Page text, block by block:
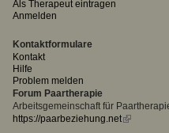
Als Therapeut eintragen
Anmelden
Kontaktformulare
Kontakt
Hilfe
Problem melden
Forum Paartherapie
Arbeitsgemeinschaft für
https://paarbeziehung.net(link